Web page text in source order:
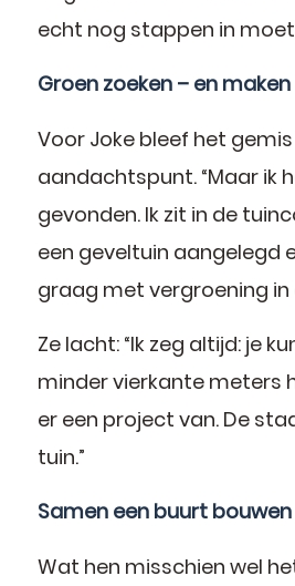
echt nog stappen in moet
Groen zoeken – en maken
Voor Joke bleef het
aandachtspunt. “Maar ik
gevonden. Ik zit in de
een geveltuin aangelegd
graag met vergroening in
Ze lacht: “Ik zeg altijd: je
minder vierkante meters
er een project van. De
tuin.”
Samen een buurt bouwen
Wat hen misschien wel